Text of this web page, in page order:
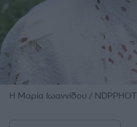
Η Μαρία Ιωαννίδου /